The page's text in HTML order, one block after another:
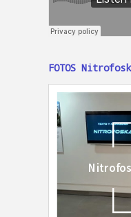
FOTOS